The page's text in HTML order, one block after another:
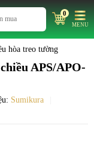
0
MENU
hòa treo tường
APS/APO-
Sumikura